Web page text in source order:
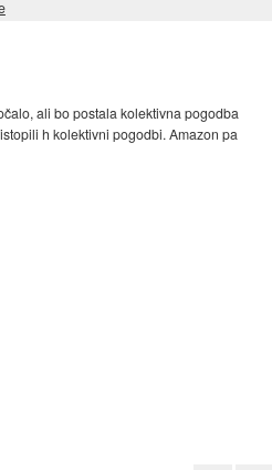
ali bo postala kolektivna pogodba
h kolektivni pogodbi. Amazon pa